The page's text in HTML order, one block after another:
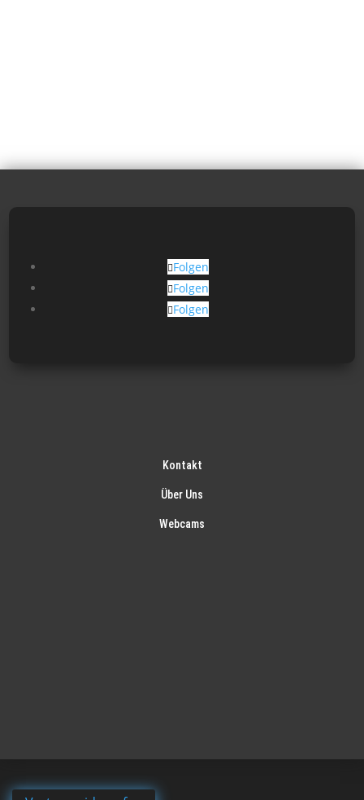
Folgen
Folgen
Folgen
Kontakt
Über Uns
Webcams